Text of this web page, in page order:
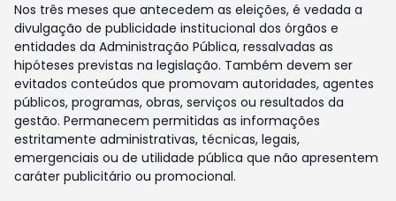
Nos três meses que antecedem as eleições, é vedada a
divulgação de publicidade institucional dos órgãos e
entidades da Administração Pública, ressalvadas as
hipóteses previstas na legislação. Também devem ser
evitados conteúdos que promovam autoridades, agentes
públicos, programas, obras, serviços ou resultados da
gestão. Permanecem permitidas as informações
estritamente administrativas, técnicas, legais,
emergenciais ou de utilidade pública que não apresentem
caráter publicitário ou promocional.